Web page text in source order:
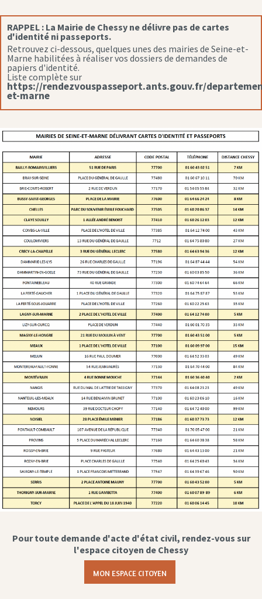
RAPPEL : La Mairie de Chessy ne délivre pas de cartes
d'identité ni passeports.
Retrouvez ci-dessous, quelques unes des mairies de Seine-et-
Marne habilitées à réaliser vos dossiers de demandes de
papiers d'identité.
Liste complète sur
https://rendezvouspasseport.ants.gouv.fr/
et-marne
Pour toute demande d'acte d'état civil, rendez-vous sur
l'espace citoyen de Chessy
MON ESPACE CITOYEN